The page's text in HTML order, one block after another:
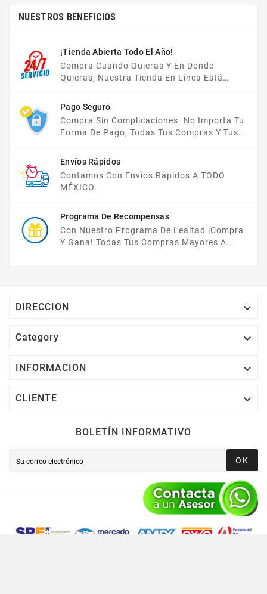
NUESTROS BENEFICIOS
¡Tienda Abierta Todo El Año!
Compra Cuando Quieras Y En Donde
Quieras, Nuestra Tienda En Línea Está
Pago Seguro
Compra Sin Complicaciones. No Importa Tu
Forma De Pago, Todas Tus Compras Y Tus
Envíos Rápidos
Contamos Con Envíos Rápidos A TODO
MÉXICO.
Programa De Recompensas
Con Nuestro Programa De Lealtad ¡compra
Y Gana! Todas Tus Compras Mayores A
DIRECCION 
Category 
INFORMACION 
CLIENTE 
BOLETÍN INFORMATIVO
OK